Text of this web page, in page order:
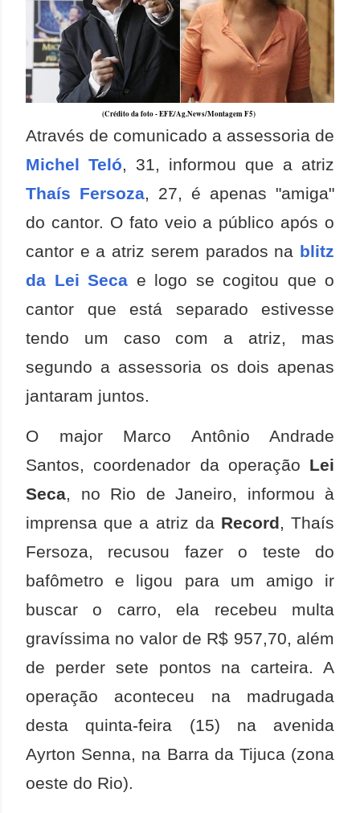
(Crédito da foto - EFE/Ag.News/Montagem F5)
Através de comunicado a assessoria de
Michel Teló, 31, informou que a atriz
Thaís Fersoza, 27, é apenas "amiga"
do cantor. O fato veio a público após o
cantor e a atriz serem parados na blitz
da Lei Seca e logo se cogitou que o
cantor que está separado estivesse
tendo um caso com a atriz, mas
segundo a assessoria os dois apenas
jantaram juntos.
O major Marco Antônio Andrade
Santos, coordenador da operação Lei
Seca, no Rio de Janeiro, informou à
imprensa que a atriz da Record, Thaís
Fersoza, recusou fazer o teste do
bafômetro e ligou para um amigo ir
buscar o carro, ela recebeu multa
gravíssima no valor de R$ 957,70, além
de perder sete pontos na carteira. A
operação aconteceu na madrugada
desta quinta-feira (15) na avenida
Ayrton Senna, na Barra da Tijuca (zona
oeste do Rio).